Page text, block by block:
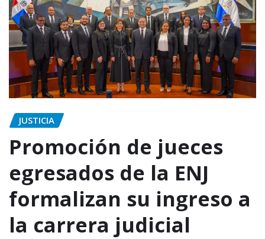
JUSTICIA
Promoción de jueces
egresados de la ENJ
formalizan su ingreso a
la carrera judicial